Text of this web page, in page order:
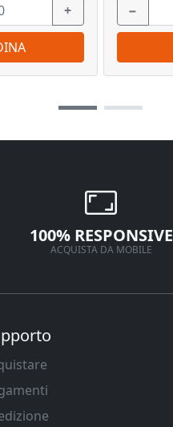
+ −
100% RESPONSIVE
ACQUISTA DA MOBILE